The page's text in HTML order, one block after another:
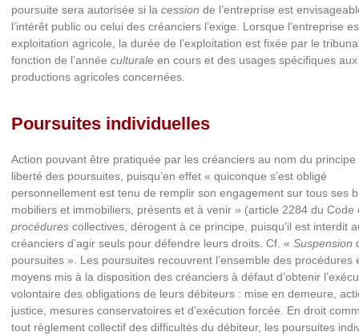
poursuite sera autorisée si la cession de l’entreprise est
l’intérêt public ou celui des créanciers l’exige. Lorsque l’entreprise
exploitation agricole, la durée de l’exploitation est fixée par le
fonction de l’année culturale en cours et des usages spécifiques aux
productions agricoles concernées.
Poursuites individuelles
Action pouvant être pratiquée par les créanciers au nom du principe
liberté des poursuites, puisqu’en effet « quiconque s’est obligé
personnellement est tenu de remplir son engagement sur tous ses
mobiliers et immobiliers, présents et à venir » (article 2284 du Code
procédures collectives, dérogent à ce principe, puisqu’il est interdit
créanciers d’agir seuls pour défendre leurs droits. Cf. « Suspension
poursuites ». Les poursuites recouvrent l’ensemble des procédures
moyens mis à la disposition des créanciers à défaut d’obtenir
volontaire des obligations de leurs débiteurs : mise en demeure,
justice, mesures conservatoires et d’exécution forcée. En droit
tout règlement collectif des difficultés du débiteur, les poursuites